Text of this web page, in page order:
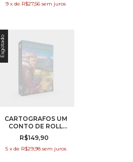
9 x de R$27,56 sem juros
Esgotado
CARTOGRAFOS UM
CONTO DE ROLL
PLAYER
R$149,90
5 x de R$29,98 sem juros